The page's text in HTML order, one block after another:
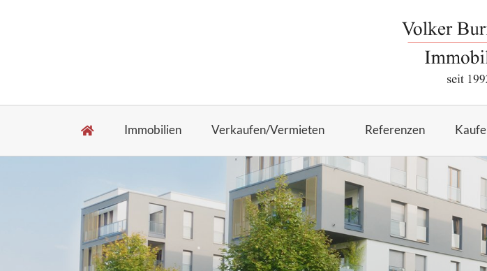
Immobilien Verkaufen/Vermieten Referenzen